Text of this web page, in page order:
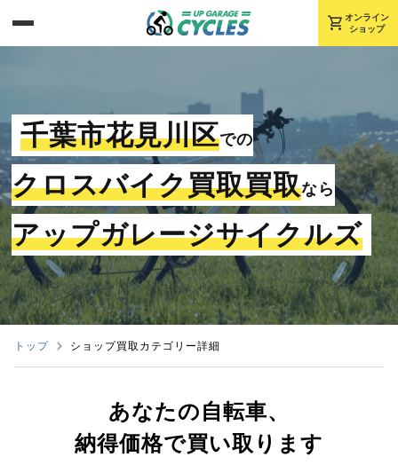
shopping_cart オンライン
ショップ
千葉市花見川区での
クロスバイク買取買取なら
アップガレージサイクルズ
トップ ショップ買取カテゴリー詳細
あなたの自転車、
納得価格で買い取ります